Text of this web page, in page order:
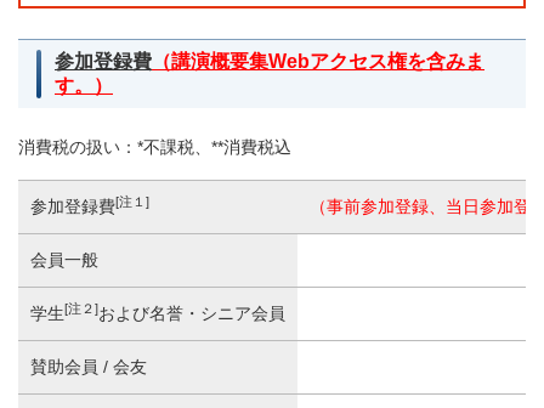
参加登録費 （講演概要集Webアクセス権を含みま
す。）
消費税の扱い：*不課税、**消費税込
参加登録費[注１] （事前参加登録、当日参加登
会員一般
学生[注２]および名誉・シニア会員
賛助会員 / 会友